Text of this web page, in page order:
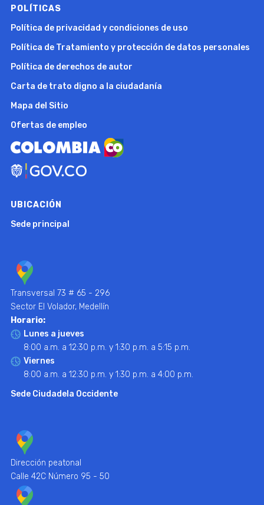
POLÍTICAS
Política de privacidad y condiciones de uso
Política de Tratamiento y protección de datos personales
Política de derechos de autor
Carta de trato digno a la ciudadanía
Mapa del Sitio
Ofertas de empleo
UBICACIÓN
Sede principal
Transversal 73 # 65 - 296
Sector El Volador, Medellín
Horario:
Lunes a jueves
8:00 a.m. a 12:30 p.m. y 1:30 p.m. a 5:15 p.m.
Viernes
8:00 a.m. a 12:30 p.m. y 1:30 p.m. a 4:00 p.m.
Sede Ciudadela Occidente
Dirección peatonal
Calle 42C Número 95 - 50